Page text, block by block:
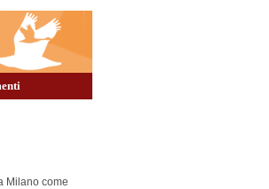
Milano come